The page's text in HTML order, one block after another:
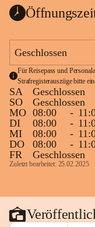
Geschlossen
Für Reisepass und
Strafregisterauszüge bitte
SA
Geschlossen
SO
Geschlossen
MO 08:00 -
DI
08:00 -
MI
08:00 -
DO
08:00 -
FR
Geschlossen
Zuletzt bearbeitet: 25.02.2025